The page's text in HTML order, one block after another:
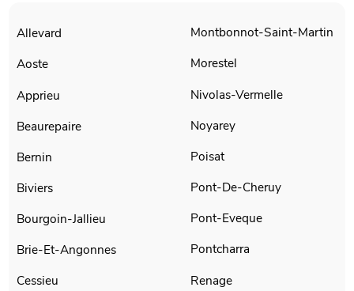
Allevard
Aoste
Apprieu
Beaurepaire
Bernin
Biviers
Bourgoin-Jallieu
Brie-Et-Angonnes
Cessieu
Montbonnot-Saint-Martin
Morestel
Nivolas-Vermelle
Noyarey
Poisat
Pont-De-Cheruy
Pont-Eveque
Pontcharra
Renage